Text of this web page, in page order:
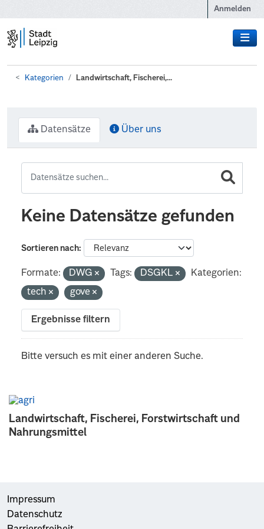
Anmelden
Kategorien Landwirtschaft, Fischerei,...
Landwirtschaft, Fischerei, Forstwirtschaft und
Nahrungsmittel
Datensätze Über uns
Keine Datensätze gefunden
Sortieren nach
Formate: DWG Tags: DSGKL
Kategorien:
tech
gove
Ergebnisse filtern
Bitte versuch es mit einer anderen Suche.
Impressum
Datenschutz